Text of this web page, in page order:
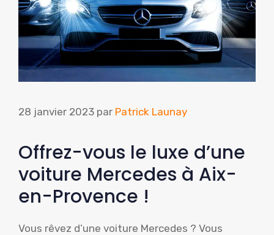
28 janvier 2023 par Patrick Launay
Offrez-vous le luxe d’une
voiture Mercedes à Aix-
en-Provence !
Vous rêvez d’une voiture Mercedes ? Vous